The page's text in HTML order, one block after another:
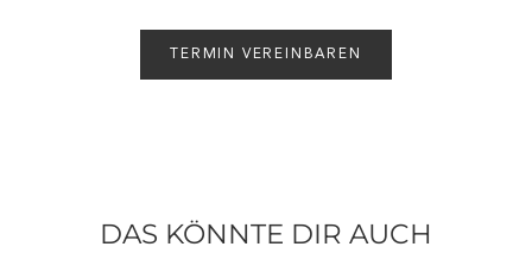
TERMIN VEREINBAREN
DAS KÖNNTE DIR AUCH